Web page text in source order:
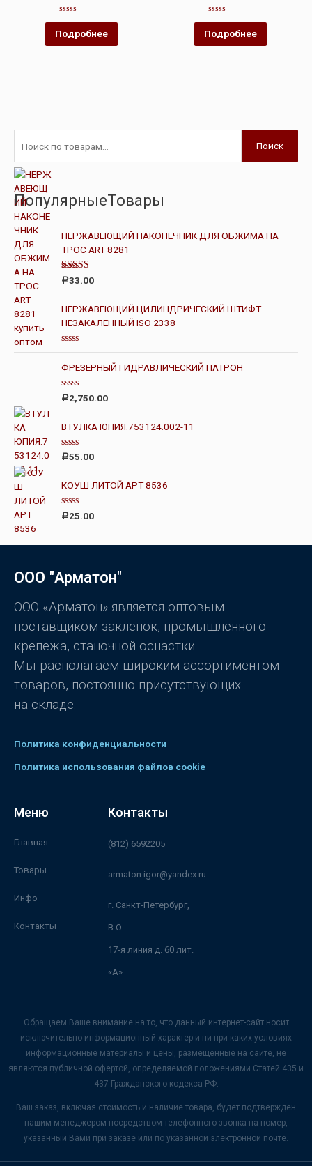
Оценка
0
из
5
Подробнее
Оценка
0
из
5
Подробнее
Поиск
ПопулярныеТовары
НЕРЖАВЕЮЩИЙ НАКОНЕЧНИК ДЛЯ ОБЖИМА НА
ТРОС ART 8281
Оценка
Р33.00
НЕРЖАВЕЮЩИЙ ЦИЛИНДРИЧЕСКИЙ ШТИФТ
НЕЗАКАЛЁННЫЙ ISO 2338
О
е
н
к
а
з
5
ФРЕЗЕРНЫЙ ГИДРАВЛИЧЕСКИЙ ПАТРОН
О
е
н
к
а
0
и
з
Р2,750.00
ВТУЛКА ЮПИЯ.753124.002-11
О
е
н
к
а
0
и
Р55.00
КОУШ ЛИТОЙ АРТ 8536
О
и
з
Р25.00
ООО "Арматон"
ООО «Арматон» является оптовым
поставщиком заклёпок, промышленного
крепежа, станочной оснастки.
Мы располагаем широким ассортиментом
товаров, постоянно присутствующих
на складе.
Политика конфиденциальности
Политика использования файлов cookie
Меню
Главная
Товары
Инфо
Контакты
Контакты
(812) 6592205
armaton.igor@yandex.ru
г. Санкт-Петербург,
В.О.
17-я линия д. 60 лит.
«А»
Обращаем Ваше внимание на то, что данный интернет-сайт носит
исключительно информационный характер и ни при каких условиях
информационные материалы и цены, размещенные на сайте, не
являются публичной офертой, определяемой положениями Статей 435 и
437 Гражданского кодекса РФ.
Ваш заказ, включая стоимость и наличие товара, будет подтвержден
нашим менеджером посредством телефонного звонка на номер,
указанный Вами при заказе или по указанной электронной почте.